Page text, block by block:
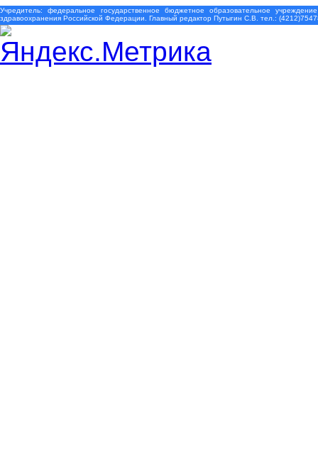
Учредитель: федеральное государственное бюджетное образовательное
здравоохранения Российской Федерации. Главный редактор Путыгин С.В. тел.: